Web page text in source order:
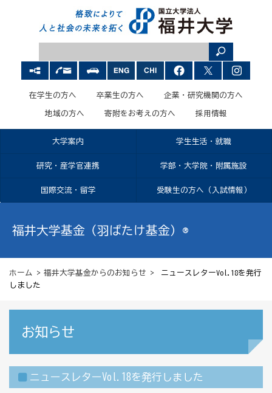
在学生の方へ 卒業生の方へ 企業・研究機関の方へ
地域の方へ 寄附をお考えの方へ 採用情報
大学案内 学生生活・就職
研究・産学官連携 学部・大学院・附属施設
国際交流・留学 受験生の方へ（入試情報）
福井大学基金（羽ばたけ基金）®
ホーム > 福井大学基金からのお知らせ > ニュースレターVol.18を発行
しました
お知らせ
ニュースレターVol.18を発行しました